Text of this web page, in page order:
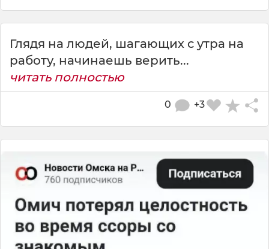
Глядя на людей, шагающих с утра на
работу, начинаешь верить...
читать полностью
+3
0